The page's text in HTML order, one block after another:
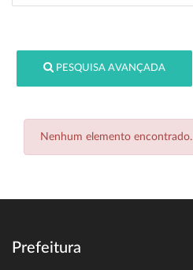
PESQUISA AVANÇADA
Nenhum elemento encontrado.
Prefeitura